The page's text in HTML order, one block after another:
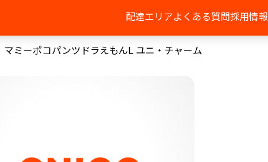
配達エリアよくある質問採用情報
マミーポコパンツドラえもんL ユニ・チャーム